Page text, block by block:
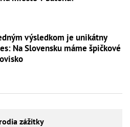
výsledkom je unikátny
Na Slovensku máme špičkové
zážitky